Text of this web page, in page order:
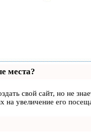
места?
свой сайт, но не
на увеличение его